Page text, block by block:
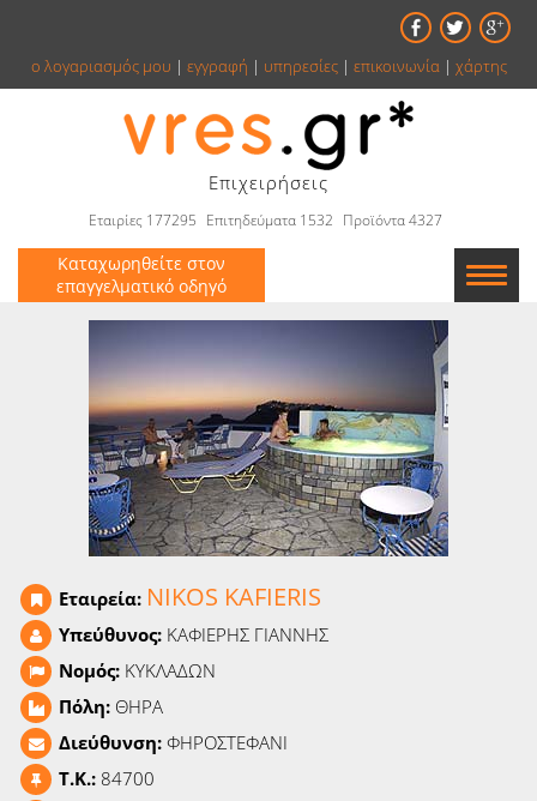
ο λογαριασμός μου | εγγραφή | υπηρεσίες| επικοινωνία| χάρτης
Επιχειρήσεις
Εταιρίες 177295 Επιτηδεύματα 1532 Προϊόντα 4327
Καταχωρηθείτε στον
επαγγελματικό οδηγό
Εταιρείες
Κατάλογος
Αγγελίες
Βιβλία
Ειδήσεις
Παιχνίδια
Ραδιόφωνο
Ταινίες
Εταιρεία: NIKOS KAFIERIS
Υπεύθυνος: ΚΑΦΙΕΡΗΣ ΓΙΑΝΝΗΣ
Νομός: ΚΥΚΛΑΔΩΝ
Πόλη: ΘΗΡΑ
Διεύθυνση: ΦΗΡΟΣΤΕΦΑΝΙ
T.K.: 84700